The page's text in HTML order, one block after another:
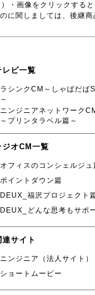
・画像をクリックすると
に関しましては、後継
レビ一覧
ラシンクCM～しゃばだば
～
ニンジニアネットワーク
～プリンタラベル篇～
ジオCM一覧
オフィスのコンシェルジュ
ポイントダウン篇
DEUX_福沢プロジェクト
DEUX_どんな思考もサポ
連サイト
ニンジニア（法人サイト）
ショートムービー